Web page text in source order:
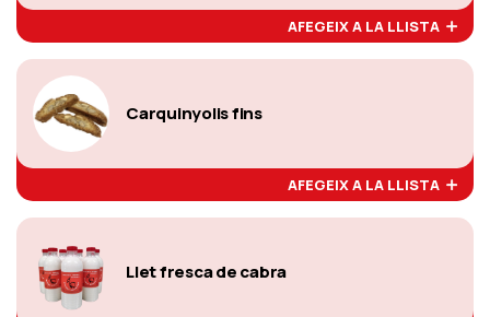
AFEGEIX A LA LLISTA
Carquinyolis fins
AFEGEIX A LA LLISTA
Llet fresca de cabra